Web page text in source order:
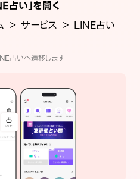
占い」を開く
＞ サービス ＞ LINE占い
占いへ遷移します